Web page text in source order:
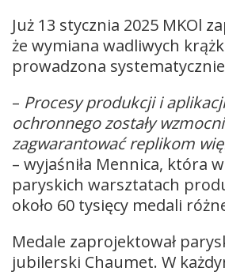
Już 13 stycznia 2025 MKOl
że wymiana wadliwych
prowadzona
– Procesy produkcji i
ochronnego zostały
zagwarantować replikom
– wyjaśniła Mennica, która
paryskich warsztatach
około 60 tysięcy medali
Medale zaprojektował
jubilerski Chaumet. W